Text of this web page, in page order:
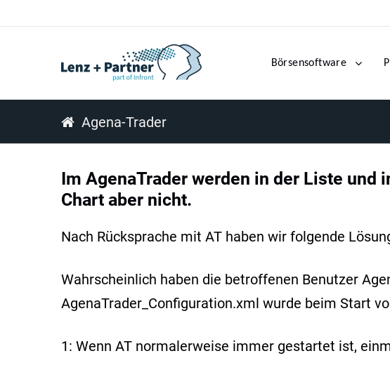
Börsensoftware
Agena-Trader
Im AgenaTrader werden in der Liste und
Chart aber nicht.
Nach Rücksprache mit AT haben wir folgende
Wahrscheinlich haben die betroffenen Benutzer
AgenaTrader_Configuration.xml wurde beim Start
1: Wenn AT normalerweise immer gestartet ist,